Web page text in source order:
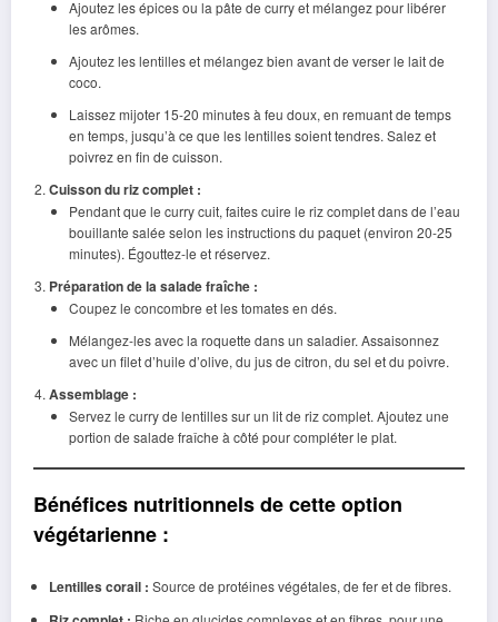
Ajoutez les épices ou la pâte de curry et mélangez pour libérer
les arômes.
Ajoutez les lentilles et mélangez bien avant de verser le lait de
coco.
Laissez mijoter 15-20 minutes à feu doux, en remuant de temps
en temps, jusqu’à ce que les lentilles soient tendres. Salez et
poivrez en fin de cuisson.
Cuisson du riz complet :
Pendant que le curry cuit, faites cuire le riz complet dans de l’eau
bouillante salée selon les instructions du paquet (environ 20-25
minutes). Égouttez-le et réservez.
Préparation de la salade fraîche :
Coupez le concombre et les tomates en dés.
Mélangez-les avec la roquette dans un saladier. Assaisonnez
avec un filet d’huile d’olive, du jus de citron, du sel et du poivre.
Assemblage :
Servez le curry de lentilles sur un lit de riz complet. Ajoutez une
portion de salade fraîche à côté pour compléter le plat.
Bénéfices nutritionnels de cette option
végétarienne :
Lentilles corail : Source de protéines végétales, de fer et de fibres.